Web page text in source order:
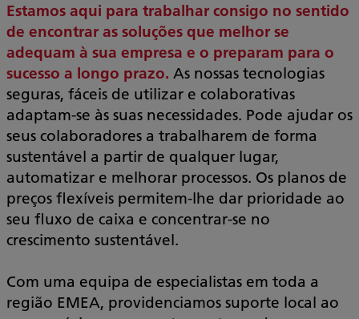
Estamos aqui para trabalhar consigo no sentido
de encontrar as soluções que melhor se
adequam à sua empresa e o preparam para o
sucesso a longo prazo. As nossas tecnologias
seguras, fáceis de utilizar e colaborativas
adaptam-se às suas necessidades. Pode ajudar os
seus colaboradores a trabalharem de forma
sustentável a partir de qualquer lugar,
automatizar e melhorar processos. Os planos de
preços flexíveis permitem-lhe dar prioridade ao
seu fluxo de caixa e concentrar-se no
crescimento sustentável.
Com uma equipa de especialistas em toda a
região EMEA, providenciamos suporte local ao